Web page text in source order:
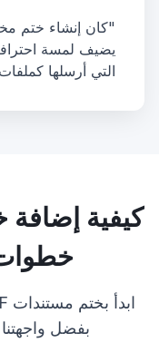
"كان إنشاء ختم
يضيف لمسة
التي أرسلها كملفات PDF."
خطوات
بفضل